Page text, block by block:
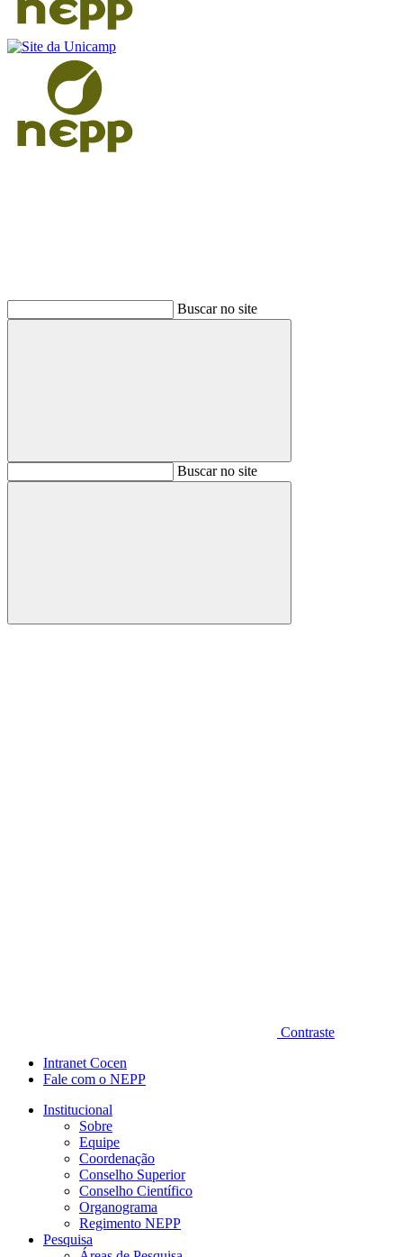
Buscar no site
BuscarBuscar no site
Buscar
Contraste
Intranet Cocen
Fale com o NEPP
Institucional
Sobre
Equipe
Coordenação
Conselho Superior
Conselho Científico
Organograma
Regimento NEPP
Pesquisa